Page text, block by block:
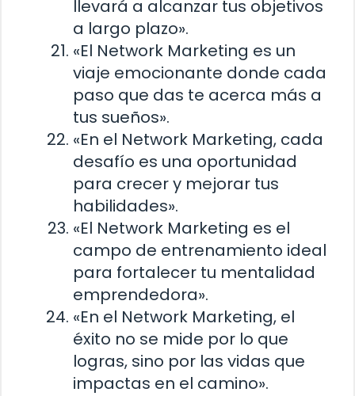
llevará a alcanzar tus objetivos
a largo plazo».
«El Network Marketing es un
viaje emocionante donde cada
paso que das te acerca más a
tus sueños».
«En el Network Marketing, cada
desafío es una oportunidad
para crecer y mejorar tus
habilidades».
«El Network Marketing es el
campo de entrenamiento ideal
para fortalecer tu mentalidad
emprendedora».
«En el Network Marketing, el
éxito no se mide por lo que
logras, sino por las vidas que
impactas en el camino».